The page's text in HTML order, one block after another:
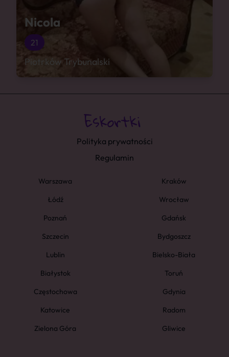
Nicola
21
Piotrków Trybunalski
Polityka prywatności
Regulamin
Warszawa
Kraków
Łódź
Wrocław
Poznań
Gdańsk
Szczecin
Bydgoszcz
Lublin
Bielsko-Biała
Białystok
Toruń
Częstochowa
Gdynia
Katowice
Radom
Zielona Góra
Gliwice